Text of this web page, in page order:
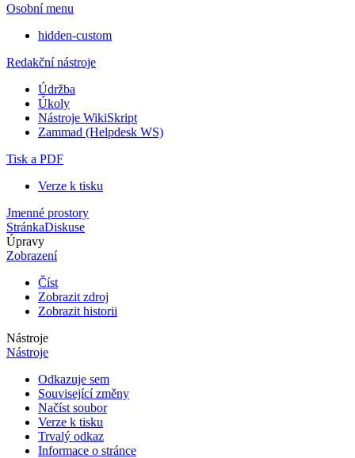
Osobní menu
hidden-custom
Redakční nástroje
Údržba
Úkoly
Nástroje WikiSkript
Zammad (Helpdesk WS)
Tisk a PDF
Verze k tisku
Jmenné prostory
StránkaDiskuse
Úpravy
Zobrazení
Číst
Zobrazit zdroj
Zobrazit historii
Nástroje
Nástroje
Odkazuje sem
Související změny
Načíst soubor
Verze k tisku
Trvalý odkaz
Informace o stránce